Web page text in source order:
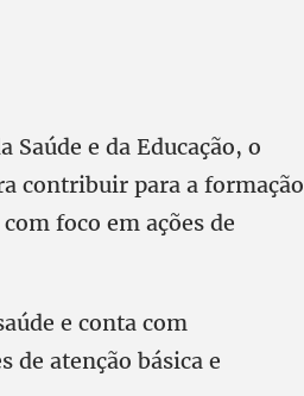
e da Educação, o
contribuir para a formação
foco em ações de
e conta com
de atenção básica e